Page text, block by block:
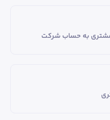
مشتری به حساب شرکت